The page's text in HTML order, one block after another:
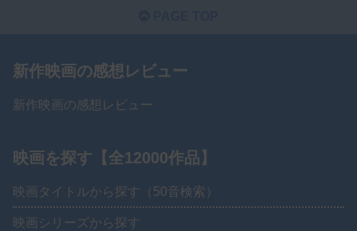
新作映画の感想レビュー
新作映画の感想レビュー
映画を探す【全12000作品】
映画タイトルから探す（50音検索）
映画シリーズから探す